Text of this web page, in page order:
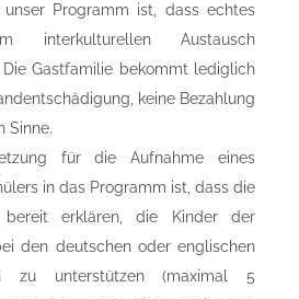
Programm ist, dass echtes
interkulturellen Austausch
Gastfamilie bekommt lediglich
keine Bezahlung
Sinne.
für die Aufnahme eines
in das Programm ist, dass die
erklären, die Kinder der
den deutschen oder englischen
zu unterstützen (maximal 5